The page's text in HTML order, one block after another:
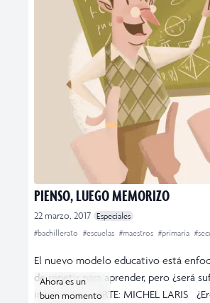
PIENSO, LUEGO MEMORIZO
22 marzo, 2017 Especiales
#bachillerato #escuelas #maestros #primaria
El nuevo modelo educativo está
de repetir para aprender, pero ¿será
intenciones? ARTE: MICHEL LARIS
Ahora es un
buen momento